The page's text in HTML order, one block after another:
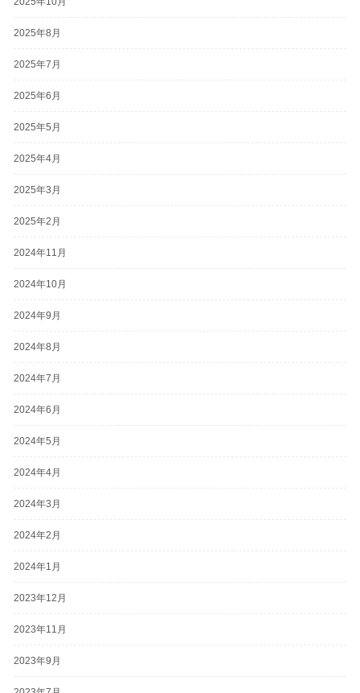
2025年8月
2025年7月
2025年6月
2025年5月
2025年4月
2025年3月
2025年2月
2024年11月
2024年10月
2024年9月
2024年8月
2024年7月
2024年6月
2024年5月
2024年4月
2024年3月
2024年2月
2024年1月
2023年12月
2023年11月
2023年9月